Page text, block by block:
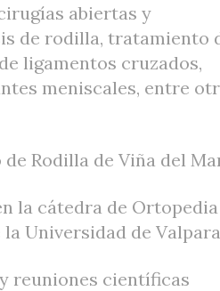
abiertas y
de rodilla, tratamiento
ligamentos cruzados,
meniscales, entre
Rodilla de Viña del
la cátedra de
Universidad de
reuniones científicas